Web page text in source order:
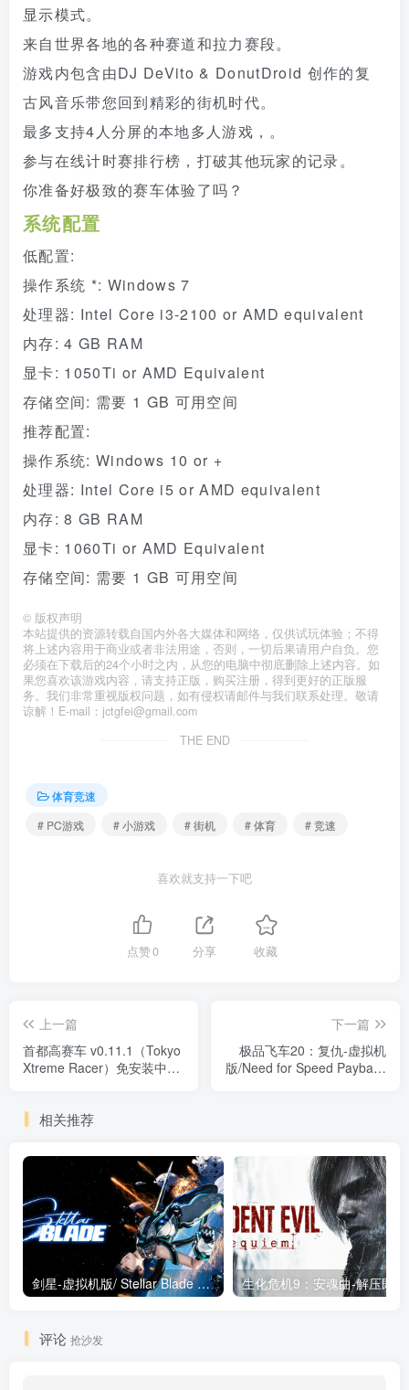
显示模式。
来自世界各地的各种赛道和拉力赛段。
游戏内包含由DJ DeVito & DonutDroid 创作的复
古风音乐带您回到精彩的街机时代。
最多支持4人分屏的本地多人游戏，。
参与在线计时赛排行榜，打破其他玩家的记录。
你准备好极致的赛车体验了吗？
系统配置
低配置:
操作系统 *: Windows 7
处理器: Intel Core i3-2100 or AMD equivalent
内存: 4 GB RAM
显卡: 1050Ti or AMD Equivalent
存储空间: 需要 1 GB 可用空间
推荐配置:
操作系统: Windows 10 or +
处理器: Intel Core i5 or AMD equivalent
内存: 8 GB RAM
显卡: 1060Ti or AMD Equivalent
存储空间: 需要 1 GB 可用空间
© 版权声明
本站提供的资源转载自国内外各大媒体和网络，仅供试玩体验；不得
将上述内容用于商业或者非法用途，否则，一切后果请用户自负。您
必须在下载后的24个小时之内，从您的电脑中彻底删除上述内容。如
果您喜欢该游戏内容，请支持正版，购买注册，得到更好的正版服
务。我们非常重视版权问题，如有侵权请邮件与我们联系处理。敬请
谅解！E-mail：jctgfei@gmail.com
THE END
体育竞速
# PC游戏
# 小游戏 # 街机 # 体育 # 竞速
喜欢就支持一下吧
点赞0 分享 收藏
上一篇
首都高赛车 v0.11.1（Tokyo
Xtreme Racer）免安装中文
下一篇
极品飞车20：复仇-虚拟机
版/Need for Speed Payback
相关推荐
剑星-虚拟机版/ Stellar Blade v1.4.1|Build.19963153 终极版新补丁 送修改器 免安装中文版
评论 抢沙发